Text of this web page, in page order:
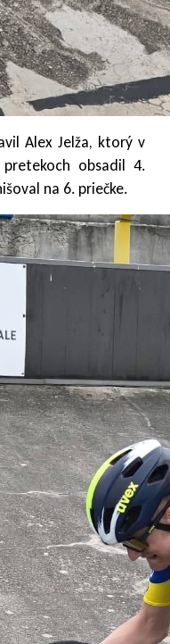
Alex Jelža, ktorý v
obsadil 4.
na 6. priečke.